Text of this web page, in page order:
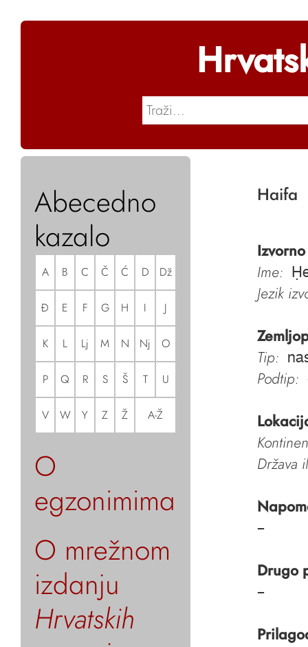
Abecedno
kazalo
A B C Č Ć D Dž
Đ E F G H I J
K L Lj M N Nj O
P Q R S Š T U
V W Y Z Ž A-Ž
O
egzonimima
O mrežnom
izdanju
Hrvatskih
Haifa
Ime:
Jezik
Tip:
Podtip:
Država
–
Drugo
–